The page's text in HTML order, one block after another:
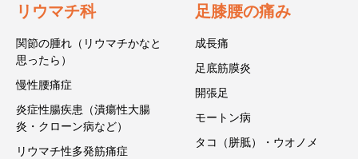
リウマチ科
関節の腫れ（リウマチかなと
思ったら）
慢性腰痛症
炎症性腸疾患（潰瘍性大腸
炎・クローン病など）
リウマチ性多発筋痛症
足膝腰の痛み
成長痛
足底筋膜炎
開張足
モートン病
タコ（胼胝）・ウオノメ